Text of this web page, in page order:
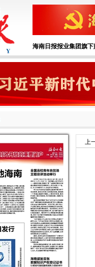
海南日报报业集团旗下
上